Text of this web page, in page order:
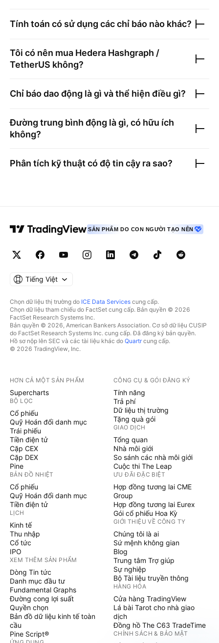
Tính toán có sử dụng các chỉ báo nào khác?
Tôi có nên mua Hedera Hashgraph /
TetherUS không?
Chỉ báo dao động là gì và thể hiện điều gì?
Đường trung bình động là gì, có hữu ích
không?
Phân tích kỹ thuật có độ tin cậy ra sao?
SẢN PHẨM DO CON NGƯỜI TẠO NÊN
Tiếng Việt
Chọn dữ liệu thị trường do ICE Data Services cung cấp.
Chọn dữ liệu tham chiếu do FactSet cung cấp. Bản quyền © 2026
FactSet Research Systems Inc.
Bản quyền © 2026, American Bankers Association. Cơ sở dữ liệu CUSIP
do FactSet Research Systems Inc. cung cấp. Đã đăng ký bản quyền.
Hồ sơ nộp lên SEC và các tài liệu khác do Quartrcung cấp.
© 2026 TradingView, Inc.
HƠN CẢ MỘT SẢN PHẨM
Supercharts
BỘ LỌC
Cổ phiếu
Quỹ Hoán đổi danh mục
Trái phiếu
Tiền điện tử
Cặp CEX
Cặp DEX
Pine
BẢN ĐỒ NHIỆT
Cổ phiếu
Quỹ Hoán đổi danh mục
Tiền điện tử
LỊCH
Kinh tế
Thu nhập
Cổ tức
IPO
XEM THÊM SẢN PHẨM
Dòng Tin tức
Danh mục đầu tư
Fundamental Graphs
Đường cong lợi suất
Quyền chọn
Bản đồ dữ liệu kinh tế toàn
cầu
Pine Script®
CÔNG CỤ & GÓI ĐĂNG KÝ
Tính năng
Trả phí
Dữ liệu thị trường
Tặng quà gói
GIAO DỊCH
Tổng quan
Nhà môi giới
So sánh các nhà môi giới
Cuộc thi The Leap
ƯU ĐÃI ĐẶC BIỆT
Hợp đồng tương lai CME
Group
Hợp đồng tương lai Eurex
Gói cổ phiếu Hoa Kỳ
GIỚI THIỆU VỀ CÔNG TY
Chúng tôi là ai
Sứ mệnh không gian
Blog
Trung tâm Trợ giúp
Sự nghiệp
Bộ Tài liệu truyền thông
HÀNG HÓA
Cửa hàng TradingView
Lá bài Tarot cho nhà giao
dịch
Đồng hồ The C63 TradeTime
CHÍNH SÁCH & BẢO MẬT